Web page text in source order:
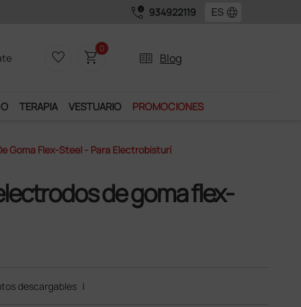
call_quality 934922119 language
favorite_border shopping_cart0
two_pager Blog
TERAPIA VESTUARIO PROMOCIONES
Goma Flex-Steel - Para Electrobisturí
de goma flex-
descargables |